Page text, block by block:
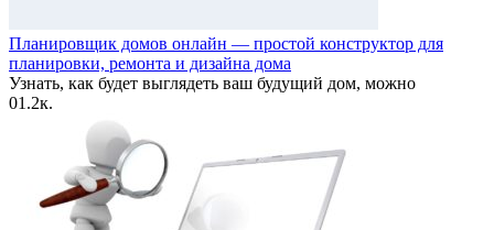
Планировщик домов онлайн — простой конструктор для
планировки, ремонта и дизайна дома
Узнать, как будет выглядеть ваш будущий дом, можно
01.2к.